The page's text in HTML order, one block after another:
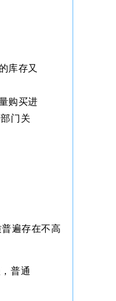
库存又
购买进
门关
遍存在不高
普通